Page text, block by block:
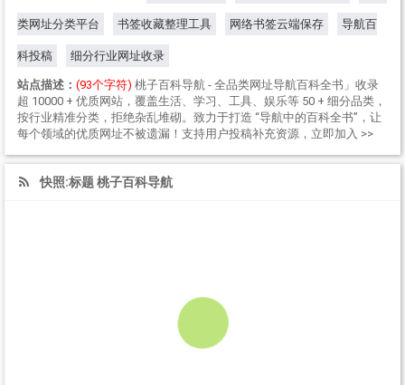
类网址分类平台 书签收藏整理工具 网络书签云端保存 导航百
科投稿 细分行业网址收录
站点描述： (93个字符) 桃子百科导航 - 全品类网址导航百科全书」收录
超 10000 + 优质网站，覆盖生活、学习、工具、娱乐等 50 + 细分品类，
按行业精准分类，拒绝杂乱堆砌。致力于打造 “导航中的百科全书”，让
每个领域的优质网址不被遗漏！支持用户投稿补充资源，立即加入 >>
快照:标题 桃子百科导航